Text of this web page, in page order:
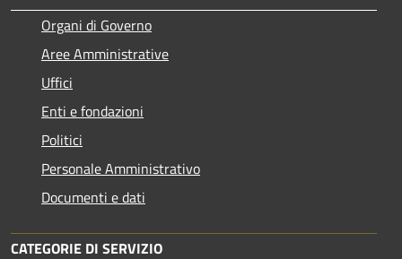
Organi di Governo
Aree Amministrative
Uffici
Enti e fondazioni
Politici
Personale Amministrativo
Documenti e dati
CATEGORIE DI SERVIZIO